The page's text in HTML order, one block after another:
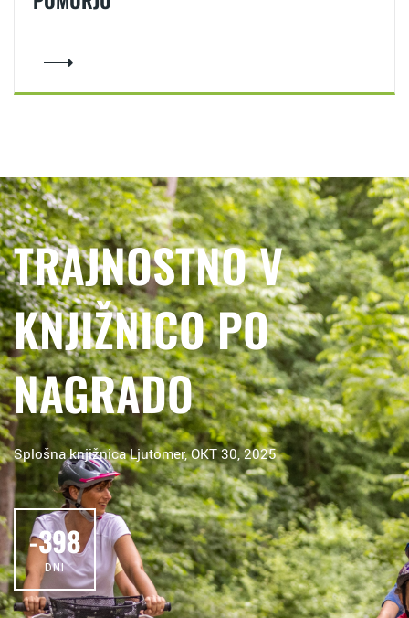
TRAJNOSTNO V
KNJIŽNICO PO
NAGRADO
Splošna knjižnica Ljutomer, OKT 30, 2025
-398
DNI